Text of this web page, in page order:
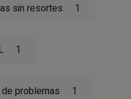
sin resortes 1
1
problemas 1